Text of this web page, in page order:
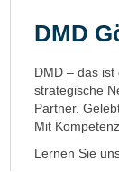
DMD
DMD – das
strategische
Partner.
Mit
Lernen Sie